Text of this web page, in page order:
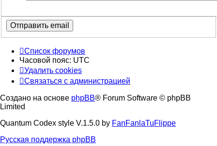
Список форумов
Часовой пояс: UTC
Удалить cookies
Связаться с администрацией
Создано на основе phpBB® Forum Software © phpBB
Limited
Quantum Codex style V.1.5.0 by FanFanlaTuFlippe
Русская поддержка phpBB